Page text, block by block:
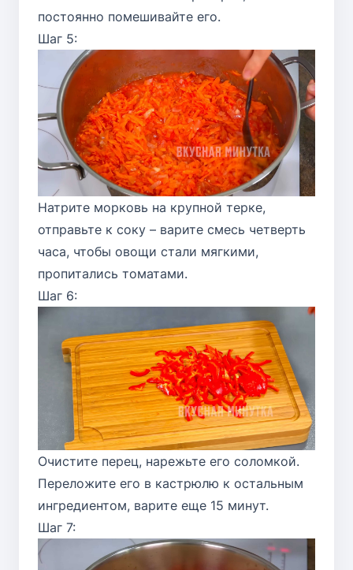
постоянно помешивайте его.
Шаг 5:
Натрите морковь на крупной терке,
отправьте к соку – варите смесь четверть
часа, чтобы овощи стали мягкими,
пропитались томатами.
Шаг 6:
Очистите перец, нарежьте его соломкой.
Переложите его в кастрюлю к остальным
ингредиентом, варите еще 15 минут.
Шаг 7: